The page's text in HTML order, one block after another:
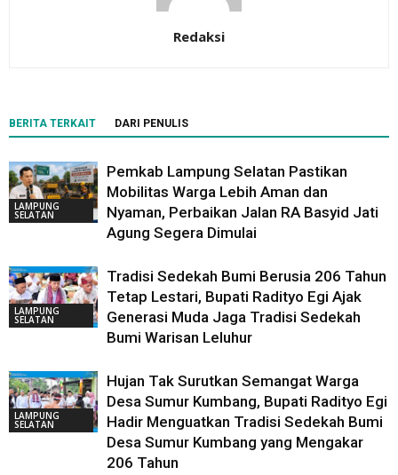
Redaksi
BERITA TERKAIT DARI PENULIS
LAMPUNG
SELATAN
Pemkab Lampung Selatan Pastikan
Mobilitas Warga Lebih Aman dan
Nyaman, Perbaikan Jalan RA Basyid Jati
Agung Segera Dimulai
LAMPUNG
SELATAN
Tradisi Sedekah Bumi Berusia 206 Tahun
Tetap Lestari, Bupati Radityo Egi Ajak
Generasi Muda Jaga Tradisi Sedekah
Bumi Warisan Leluhur
LAMPUNG
SELATAN
Hujan Tak Surutkan Semangat Warga
Desa Sumur Kumbang, Bupati Radityo Egi
Hadir Menguatkan Tradisi Sedekah Bumi
Desa Sumur Kumbang yang Mengakar
206 Tahun